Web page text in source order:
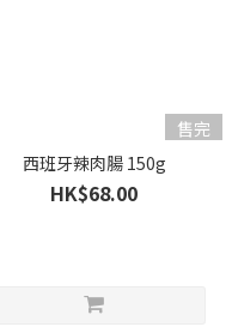
售完
西班牙辣肉腸 150g
HK$68.00